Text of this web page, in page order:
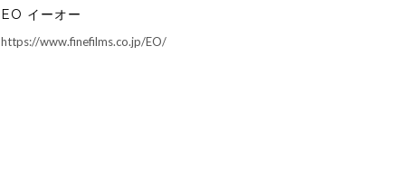
EO イーオー
https://www.finefilms.co.jp/EO/